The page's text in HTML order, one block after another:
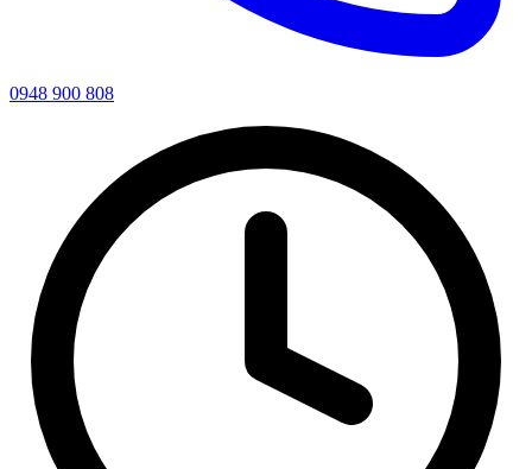
0948 900 808